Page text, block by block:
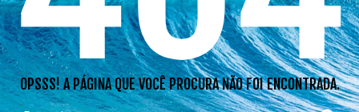
OPSSS! A PÁGINA QUE VOCÊ PROCURA NÃO FOI ENCONTRADA.